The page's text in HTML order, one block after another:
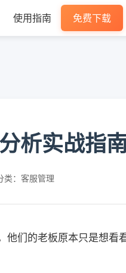
使用指南 免费下载
析实战指
类：客服管理
们的老板原本只是想看